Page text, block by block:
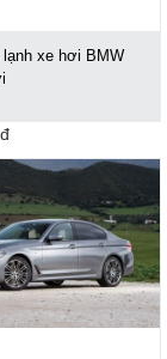
lạnh xe hơi BMW